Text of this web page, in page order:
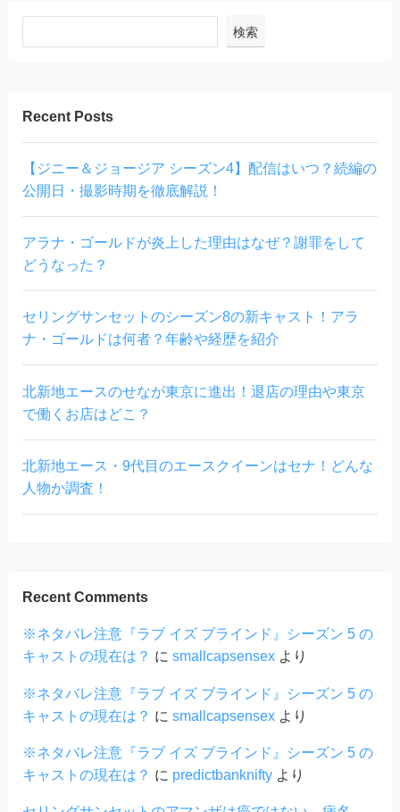
検索
Recent Posts
【ジニー＆ジョージア シーズン4】配信はいつ？続編の
公開日・撮影時期を徹底解説！
アラナ・ゴールドが炎上した理由はなぜ？謝罪をして
どうなった？
セリングサンセットのシーズン8の新キャスト！アラ
ナ・ゴールドは何者？年齢や経歴を紹介
北新地エースのせなが東京に進出！退店の理由や東京
で働くお店はどこ？
北新地エース・9代目のエースクイーンはセナ！どんな
人物か調査！
Recent Comments
※ネタバレ注意『ラブ イズ ブラインド』シーズン 5 の
キャストの現在は？ に smallcapsensexより
※ネタバレ注意『ラブ イズ ブラインド』シーズン 5 の
キャストの現在は？ に smallcapsensexより
※ネタバレ注意『ラブ イズ ブラインド』シーズン 5 の
キャストの現在は？ に predictbankniftyより